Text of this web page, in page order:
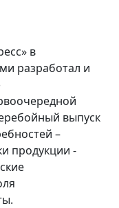
в
разработал и
выпуск
–
продукции -